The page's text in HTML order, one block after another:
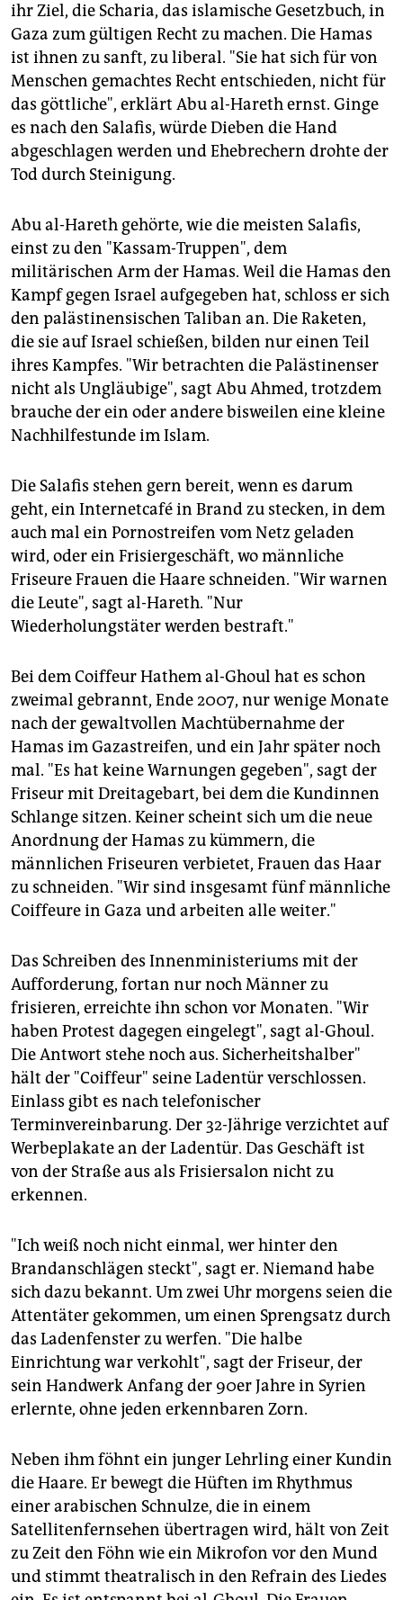
ihr Ziel, die Scharia, das islamische Gesetzbuch, in
Gaza zum gültigen Recht zu machen. Die Hamas
ist ihnen zu sanft, zu liberal. "Sie hat sich für von
Menschen gemachtes Recht entschieden, nicht für
das göttliche", erklärt Abu al-Hareth ernst. Ginge
es nach den Salafis, würde Dieben die Hand
abgeschlagen werden und Ehebrechern drohte der
Tod durch Steinigung.
Abu al-Hareth gehörte, wie die meisten Salafis,
einst zu den "Kassam-Truppen", dem
militärischen Arm der Hamas. Weil die Hamas den
Kampf gegen Israel aufgegeben hat, schloss er sich
den palästinensischen Taliban an. Die Raketen,
die sie auf Israel schießen, bilden nur einen Teil
ihres Kampfes. "Wir betrachten die Palästinenser
nicht als Ungläubige", sagt Abu Ahmed, trotzdem
brauche der ein oder andere bisweilen eine kleine
Nachhilfestunde im Islam.
Die Salafis stehen gern bereit, wenn es darum
geht, ein Internetcafé in Brand zu stecken, in dem
auch mal ein Pornostreifen vom Netz geladen
wird, oder ein Frisiergeschäft, wo männliche
Friseure Frauen die Haare schneiden. "Wir warnen
die Leute", sagt al-Hareth. "Nur
Wiederholungstäter werden bestraft."
Bei dem Coiffeur Hathem al-Ghoul hat es schon
zweimal gebrannt, Ende 2007, nur wenige Monate
nach der gewaltvollen Machtübernahme der
Hamas im Gazastreifen, und ein Jahr später noch
mal. "Es hat keine Warnungen gegeben", sagt der
Friseur mit Dreitagebart, bei dem die Kundinnen
Schlange sitzen. Keiner scheint sich um die neue
Anordnung der Hamas zu kümmern, die
männlichen Friseuren verbietet, Frauen das Haar
zu schneiden. "Wir sind insgesamt fünf männliche
Coiffeure in Gaza und arbeiten alle weiter."
Das Schreiben des Innenministeriums mit der
Aufforderung, fortan nur noch Männer zu
frisieren, erreichte ihn schon vor Monaten. "Wir
haben Protest dagegen eingelegt", sagt al-Ghoul.
Die Antwort stehe noch aus. Sicherheitshalber"
hält der "Coiffeur" seine Ladentür verschlossen.
Einlass gibt es nach telefonischer
Terminvereinbarung. Der 32-Jährige verzichtet auf
Werbeplakate an der Ladentür. Das Geschäft ist
von der Straße aus als Frisiersalon nicht zu
erkennen.
"Ich weiß noch nicht einmal, wer hinter den
Brandanschlägen steckt", sagt er. Niemand habe
sich dazu bekannt. Um zwei Uhr morgens seien die
Attentäter gekommen, um einen Sprengsatz durch
das Ladenfenster zu werfen. "Die halbe
Einrichtung war verkohlt", sagt der Friseur, der
sein Handwerk Anfang der 90er Jahre in Syrien
erlernte, ohne jeden erkennbaren Zorn.
Neben ihm föhnt ein junger Lehrling einer Kundin
die Haare. Er bewegt die Hüften im Rhythmus
einer arabischen Schnulze, die in einem
Satellitenfernsehen übertragen wird, hält von Zeit
zu Zeit den Föhn wie ein Mikrofon vor den Mund
und stimmt theatralisch in den Refrain des Liedes